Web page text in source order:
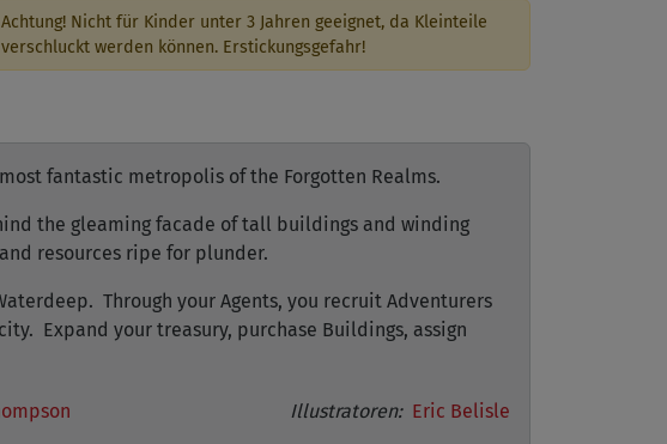
Achtung! Nicht für Kinder unter 3 Jahren geeignet, da Kleinteile
verschluckt werden können. Erstickungsgefahr!
fantastic metropolis of the Forgotten Realms.
the gleaming facade of tall buildings and winding
resources ripe for plunder.
Through your Agents, you recruit Adventurers
Expand your treasury, purchase Buildings, assign
Illustratoren: Eric Belisle